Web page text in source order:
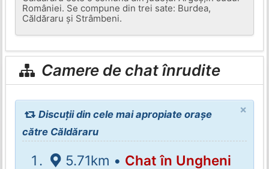
României. Se compune din trei sate: Burdea,
Căldăraru și Strâmbeni.
Camere de chat înrudite
×
Discuții din cele mai apropiate orașe
către Căldăraru
5.71km • Chat în Ungheni